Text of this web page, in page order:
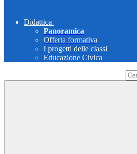
Didattica
Panoramica
Offerta formativa
I progetti delle classi
Educazione Civica